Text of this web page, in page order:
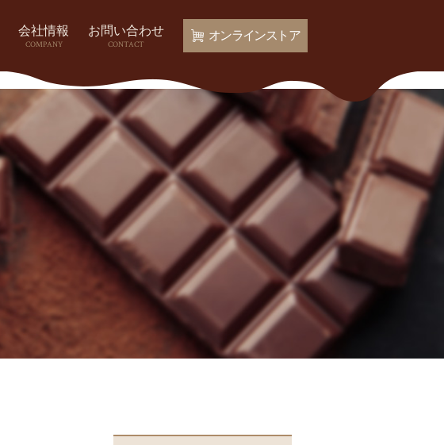
会社情報
COMPANY
お問い合わせ
CONTACT
オンラインストア